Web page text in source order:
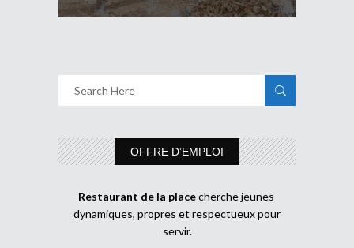
OFFRE D’EMPLOI
Restaurant de la placecherche jeunes
dynamiques, propres et respectueux pour
servir.